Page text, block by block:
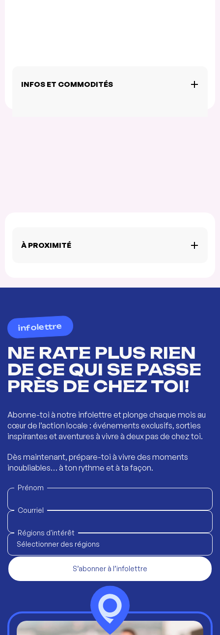
INFOS ET COMMODITÉS
À PROXIMITÉ
infolettre
NE RATE PLUS RIEN
DE CE QUI SE PASSE
PRÈS DE CHEZ TOI!
Abonne-toi à notre infolettre et plonge chaque mois au
cœur de l’action locale : événements exclusifs, sorties
inspirantes et aventures à vivre à deux pas de chez toi.
Dès maintenant, prépare-toi à vivre des moments
inoubliables… à ton rythme et à ta façon.
Prénom
Courriel
Régions d'intérêt
Sélectionner des régions
S’abonner à l’infolettre